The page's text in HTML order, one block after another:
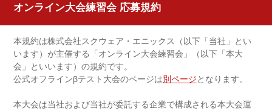
オンライン大会練習会 応募規約
本規約は株式会社スクウェア・エニックス（以下「当社」とい
います）が主催する「オンライン大会練習会」（以下「本大
会」といいます）の規約です。
公式オフラインβテスト大会のページは別ページとなります。
本大会は当社および当社が委託する企業で構成される本大会運